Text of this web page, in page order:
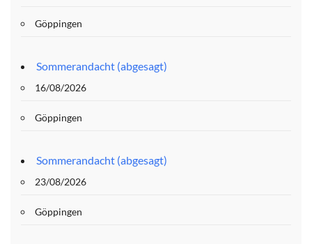
Göppingen
Sommerandacht (abgesagt)
16/08/2026
Göppingen
Sommerandacht (abgesagt)
23/08/2026
Göppingen